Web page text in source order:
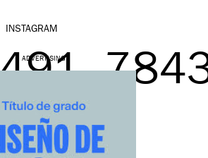
INSTAGRAM
ADVERTISING